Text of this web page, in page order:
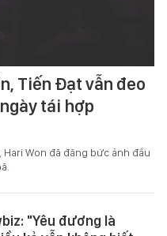
Tiến Đạt vẫn đeo
tái hợp
Hari Won đã đăng bức ảnh đầu
"Yêu đương là